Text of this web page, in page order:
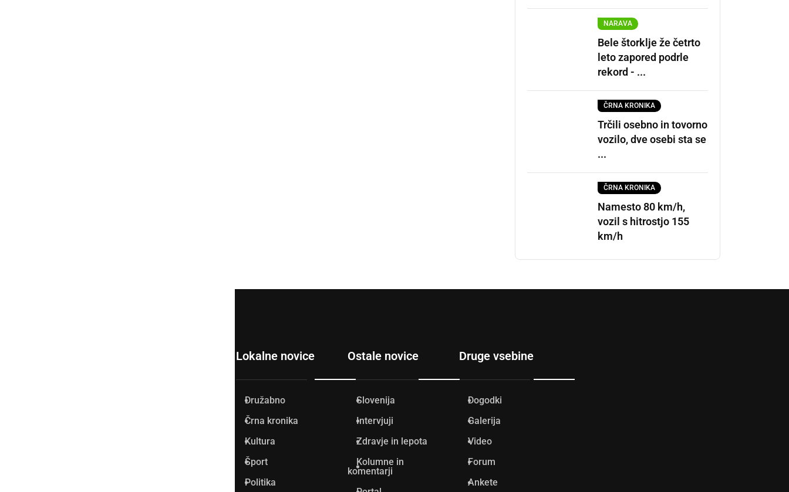
NARAVA
Bele štorklje že četrto
leto zapored podrle
rekord - ...
ČRNA KRONIKA
Trčili osebno in tovorno
vozilo, dve osebi sta se
...
ČRNA KRONIKA
Namesto 80 km/h,
vozil s hitrostjo 155
km/h
Lokalne novice
Družabno
Črna kronika
Kultura
Šport
Politika
Ostale novice
Slovenija
Intervjuji
Zdravje in lepota
Kolumne in
komentarji
Druge vsebine
Dogodki
Galerija
Video
Forum
Ankete